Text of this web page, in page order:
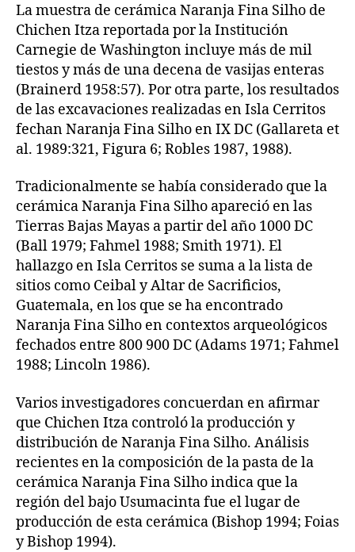
La muestra de cerámica Naranja Fina Silho de
Chichen Itza reportada por la Institución
Carnegie de Washington incluye más de mil
tiestos y más de una decena de vasijas enteras
(Brainerd 1958:57). Por otra parte, los resultados
de las excavaciones realizadas en Isla Cerritos
fechan Naranja Fina Silho en IX DC (Gallareta et
al. 1989:321, Figura 6; Robles 1987, 1988).
Tradicionalmente se había considerado que la
cerámica Naranja Fina Silho apareció en las
Tierras Bajas Mayas a partir del año 1000 DC
(Ball 1979; Fahmel 1988; Smith 1971). El
hallazgo en Isla Cerritos se suma a la lista de
sitios como Ceibal y Altar de Sacrificios,
Guatemala, en los que se ha encontrado
Naranja Fina Silho en contextos arqueológicos
fechados entre 800 900 DC (Adams 1971; Fahmel
1988; Lincoln 1986).
Varios investigadores concuerdan en afirmar
que Chichen Itza controló la producción y
distribución de Naranja Fina Silho. Análisis
recientes en la composición de la pasta de la
cerámica Naranja Fina Silho indica que la
región del bajo Usumacinta fue el lugar de
producción de esta cerámica (Bishop 1994; Foias
y Bishop 1994).